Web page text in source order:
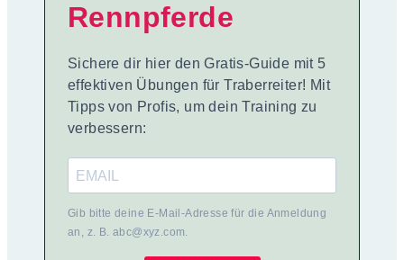
Rennpferde
Sichere dir hier den Gratis-Guide mit 5
effektiven Übungen für Traberreiter! Mit
Tipps von Profis, um dein Training zu
verbessern:
Gib bitte deine E-Mail-Adresse für die Anmeldung
an, z. B. abc@xyz.com.